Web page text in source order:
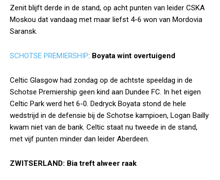
Zenit blijft derde in de stand, op acht punten van leider CSKA
Moskou dat vandaag met maar liefst 4-6 won van Mordovia
Saransk.
SCHOTSE PREMIERSHIP: Boyata wint overtuigend
Celtic Glasgow had zondag op de achtste speeldag in de
Schotse Premiership geen kind aan Dundee FC. In het eigen
Celtic Park werd het 6-0. Dedryck Boyata stond de hele
wedstrijd in de defensie bij de Schotse kampioen, Logan Bailly
kwam niet van de bank. Celtic staat nu tweede in de stand,
met vijf punten minder dan leider Aberdeen.
ZWITSERLAND: Bia treft alweer raak